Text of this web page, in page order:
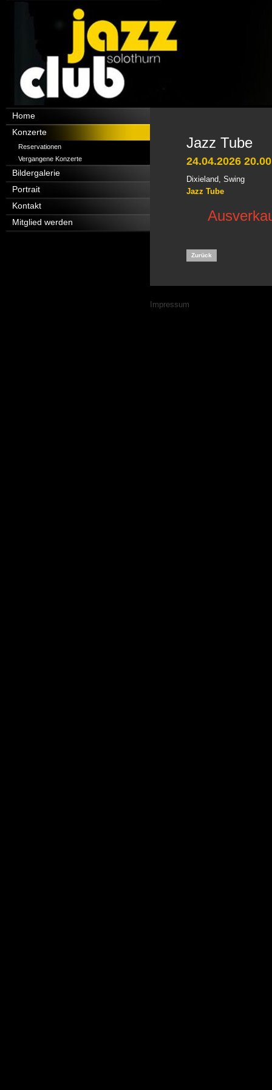
Jazz Tube
24.04.2026 20.00
Dixieland, Swing
Jazz Tube
Zurück
Navigation
überspringen
Home
Konzerte
Reservationen
Vergangene Konzerte
Bildergalerie
Portrait
Kontakt
Mitglied werden
Navigation
Impressum